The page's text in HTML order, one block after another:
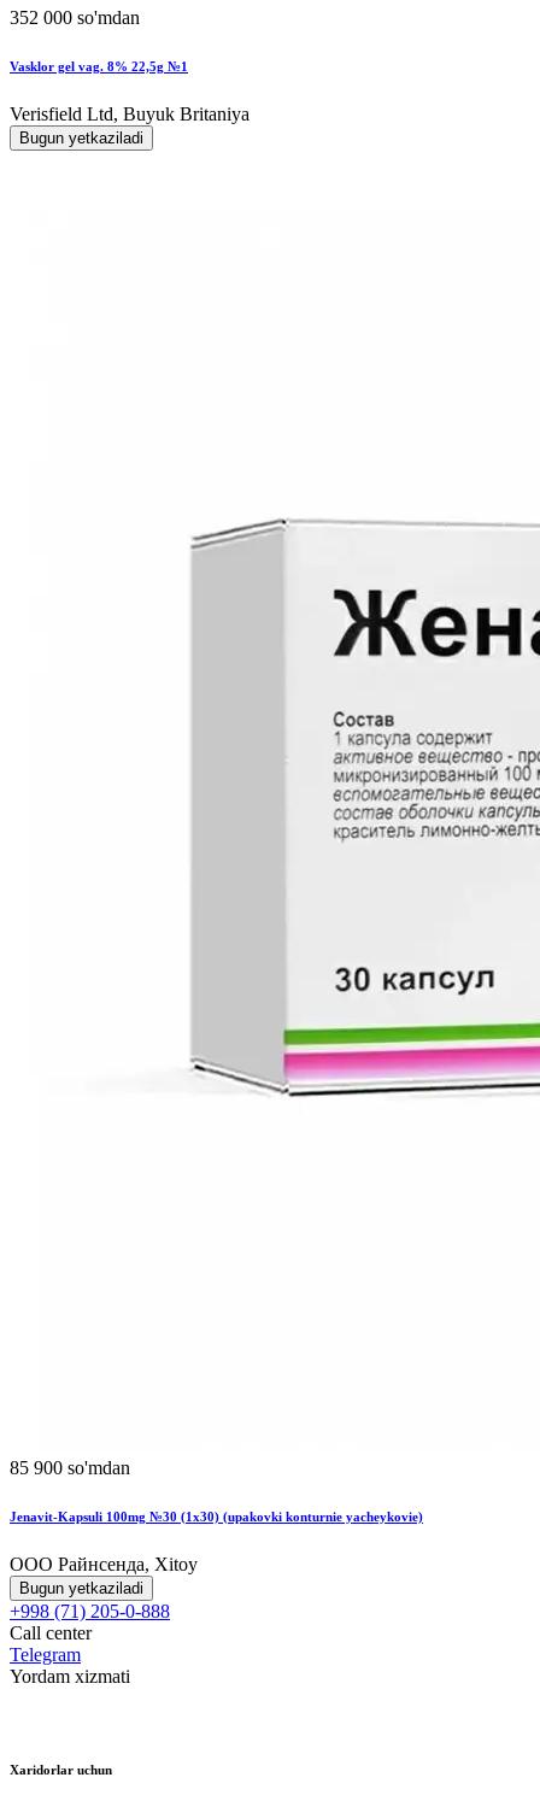
352 000 so'mdan
Vasklor gel vag. 8% 22,5g №1
Verisfield Ltd, Buyuk Britaniya
Bugun yetkaziladi
85 900 so'mdan
Jenavit-Kapsuli 100mg №30 (1x30) (upakovki konturnie yacheykovie)
ООО Райнсенда, Xitoy
Bugun yetkaziladi
+998 (71) 205-0-888
Call center
Telegram
Yordam xizmati
Xaridorlar uchun